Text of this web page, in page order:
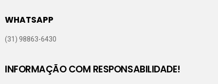
WHATSAPP
(31) 98863-6430
INFORMAÇÃO COM RESPONSABILIDADE!